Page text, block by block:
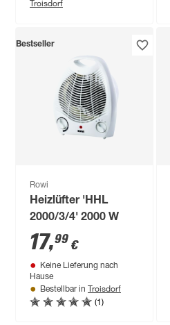
Troisdorf
Bestseller
Rowi
Heizlüfter 'HHL
2000/3/4' 2000 W
17,99 €
Keine Lieferung nach
Hause
Bestellbar in Troisdorf
(1)